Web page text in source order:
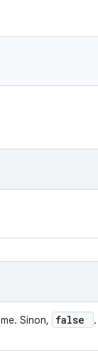
Sinon, false .